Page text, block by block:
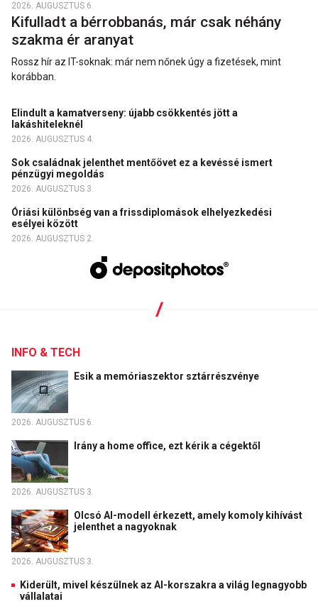
2026. AUGUSZTUS 6.
Kifulladt a bérrobbanás, már csak néhány
szakma ér aranyat
Rossz hír az IT-soknak: már nem nőnek úgy a fizetések, mint
korábban.
Elindult a kamatverseny: újabb csökkentés jött a
lakáshiteleknél
2026. AUGUSZTUS 4.
Sok családnak jelenthet mentőövet ez a kevéssé ismert
pénzügyi megoldás
2026. AUGUSZTUS 3.
Óriási különbség van a frissdiplomások elhelyezkedési
esélyei között
2026. AUGUSZTUS 2.
INFO & TECH
Esik a memóriaszektor sztárrészvénye
2026. AUGUSZTUS 6.
Irány a home office, ezt kérik a cégektől
2026. AUGUSZTUS 3.
Olcsó AI-modell érkezett, amely komoly kihívást
jelenthet a nagyoknak
2026. AUGUSZTUS 3.
Kiderült, mivel készülnek az AI-korszakra a világ legnagyobb
vállalatai